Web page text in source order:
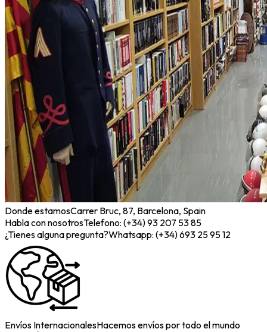
Donde estamosCarrer Bruc, 87, Barcelona, Spain
Habla con nosotrosTelefono: (+34) 93 207 53 85
¿Tienes alguna pregunta?Whatsapp: (+34) 693 25 95 12
Envíos InternacionalesHacemos envíos por todo el mundo